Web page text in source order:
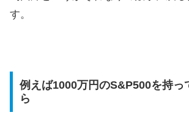
す。
例えば1000万円のS&P500を持っ
ら